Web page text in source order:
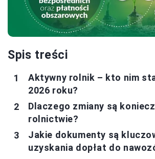
Spis treści
Aktywny rolnik – kto nim
2026 roku?
Dlaczego zmiany są
rolnictwie?
Jakie dokumenty są
uzyskania dopłat do